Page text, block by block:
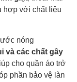
hợp với chất liệu
nóng
và các chất gây
cho quần áo trở
phần bảo vệ làn